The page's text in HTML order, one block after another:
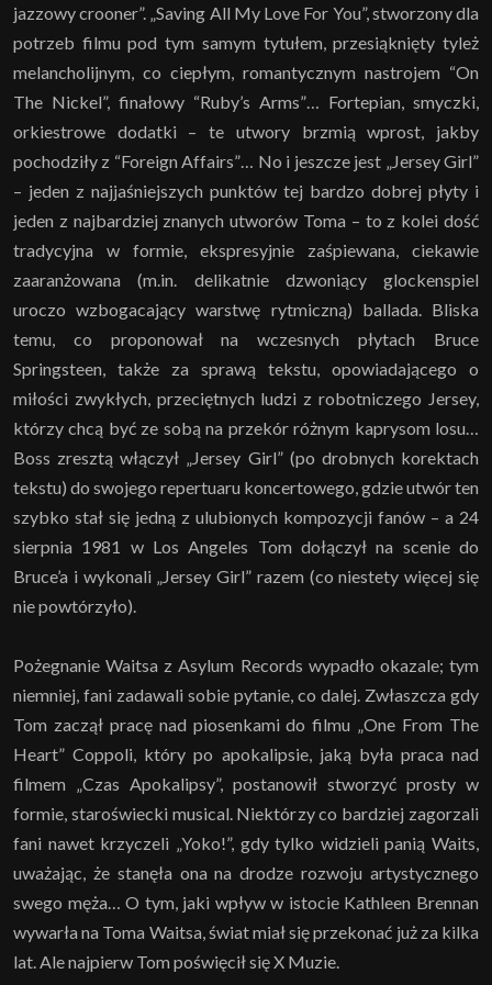
jazzowy crooner”. „Saving All My Love For You”, stworzony dla
potrzeb filmu pod tym samym tytułem, przesiąknięty tyleż
melancholijnym, co ciepłym, romantycznym nastrojem “On
The Nickel”, finałowy “Ruby’s Arms”… Fortepian, smyczki,
orkiestrowe dodatki – te utwory brzmią wprost, jakby
pochodziły z “Foreign Affairs”… No i jeszcze jest „Jersey Girl”
– jeden z najjaśniejszych punktów tej bardzo dobrej płyty i
jeden z najbardziej znanych utworów Toma – to z kolei dość
tradycyjna w formie, ekspresyjnie zaśpiewana, ciekawie
zaaranżowana (m.in. delikatnie dzwoniący glockenspiel
uroczo wzbogacający warstwę rytmiczną) ballada. Bliska
temu, co proponował na wczesnych płytach Bruce
Springsteen, także za sprawą tekstu, opowiadającego o
miłości zwykłych, przeciętnych ludzi z robotniczego Jersey,
którzy chcą być ze sobą na przekór różnym kaprysom losu…
Boss zresztą włączył „Jersey Girl” (po drobnych korektach
tekstu) do swojego repertuaru koncertowego, gdzie utwór ten
szybko stał się jedną z ulubionych kompozycji fanów – a 24
sierpnia 1981 w Los Angeles Tom dołączył na scenie do
Bruce’a i wykonali „Jersey Girl” razem (co niestety więcej się
nie powtórzyło).
Pożegnanie Waitsa z Asylum Records wypadło okazale; tym
niemniej, fani zadawali sobie pytanie, co dalej. Zwłaszcza gdy
Tom zaczął pracę nad piosenkami do filmu „One From The
Heart” Coppoli, który po apokalipsie, jaką była praca nad
filmem „Czas Apokalipsy”, postanowił stworzyć prosty w
formie, staroświecki musical. Niektórzy co bardziej zagorzali
fani nawet krzyczeli „Yoko!”, gdy tylko widzieli panią Waits,
uważając, że stanęła ona na drodze rozwoju artystycznego
swego męża… O tym, jaki wpływ w istocie Kathleen Brennan
wywarła na Toma Waitsa, świat miał się przekonać już za kilka
lat. Ale najpierw Tom poświęcił się X Muzie.